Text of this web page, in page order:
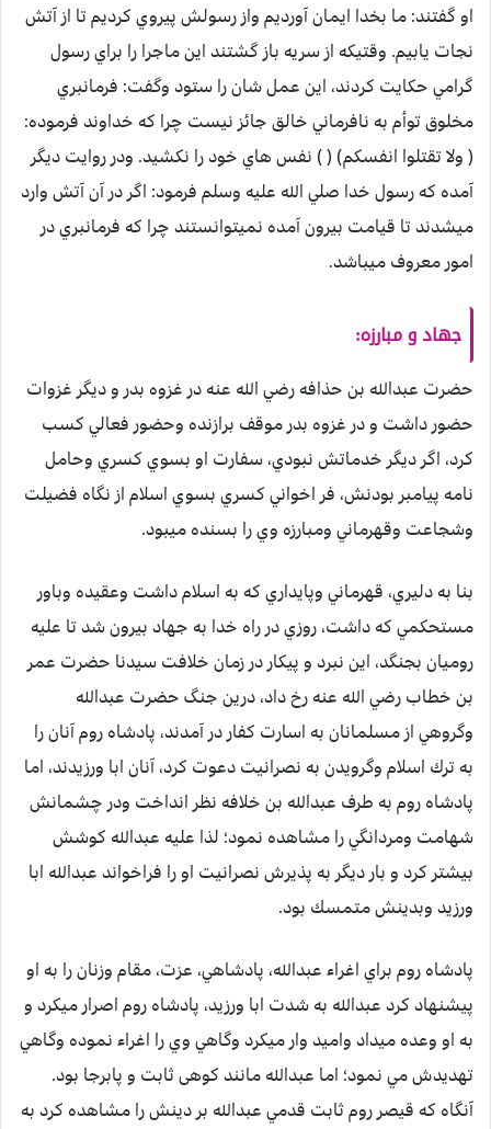
او گفتند: ما بخدا ايمان آورديم واز رسولش پيروي كرديم تا از آتش
نجات يابيم. وقتيكه از سريه باز گشتند اين ماجرا را براي رسول
گرامي حكايت كردند، اين عمل شان را ستود وگفت: فرمانبري
مخلوق توأم به نافرماني خالق جائز نيست چرا كه خداوند فرموده:
( ولا تقتلوا انفسكم) ( ) نفس هاي خود را نكشيد. ودر روايت ديگر
آمده كه رسول خدا صلي الله عليه وسلم فرمود: اگر در آن آتش وارد
ميشدند تا قيامت بيرون آمده نميتوانستند چرا كه فرمانبري در
امور معروف ميباشد.
جهاد و مبارزه:
حضرت عبدالله بن حذافه رضي الله عنه در غزوه بدر و ديگر غزوات
حضور داشت و در غزوه بدر موقف برازنده وحضور فعالي كسب
كرد، اگر ديگر خدماتش نبودي، سفارت او بسوي كسري وحامل
نامه پيامبر بودنش، فر اخواني كسري بسوي اسلام از نگاه فضيلت
وشجاعت وقهرماني ومبارزه وي را بسنده ميبود.
بنا به دليري، قهرماني وپايداري كه به اسلام داشت وعقيده وباور
مستحكمي كه داشت، روزي در راه خدا به جهاد بيرون شد تا عليه
روميان بجنگد، اين نبرد و پيكار در زمان خلافت سيدنا حضرت عمر
بن خطاب رضي الله عنه رخ داد، درين جنگ حضرت عبدالله
وگروهي از مسلمانان به اسارت كفار در آمدند، پادشاه روم آنان را
به ترك اسلام وگرويدن به نصرانيت دعوت كرد، آنان ابا ورزيدند، اما
پادشاه روم به طرف عبدالله بن خلافه نظر انداخت ودر چشمانش
شهامت ومردانگي را مشاهده نمود؛ لذا عليه عبدالله كوشش
بيشتر كرد و بار ديگر به پذيرش نصرانيت او را فراخواند عبدالله ابا
ورزيد وبدينش متمسك بود.
پادشاه روم براي اغراء عبدالله، پادشاهي، عزت، مقام وزنان را به او
پيشنهاد كرد عبدالله به شدت ابا ورزيد، پادشاه روم اصرار ميكرد و
به او وعده ميداد واميد وار ميكرد وگاهي وي را اغراء نموده وگاهي
تهديدش مي نمود؛ اما عبدالله مانند كوهی ثابت و پابرجا بود.
آنگاه كه قيصر روم ثابت قدمي عبدالله بر دينش را مشاهده كرد به